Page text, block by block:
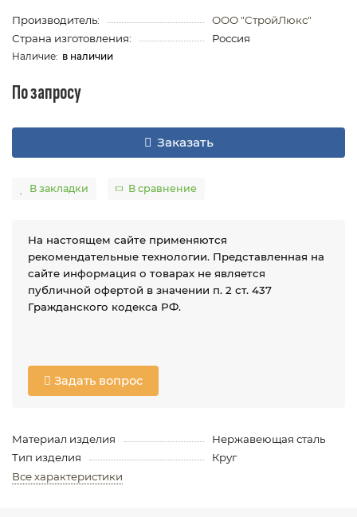
Производитель:
ООО "СтройЛюкс"
Страна изготовления:
Россия
в наличии
По запросу
Заказать
В закладки В сравнение
На настоящем сайте применяются
рекомендательные технологии. Представленная на
сайте информация о товарах не является
публичной офертой в значении п. 2 ст. 437
Гражданского кодекса РФ.
Задать вопрос
Материал изделия
Нержавеющая сталь
Тип изделия
Круг
Все характеристики